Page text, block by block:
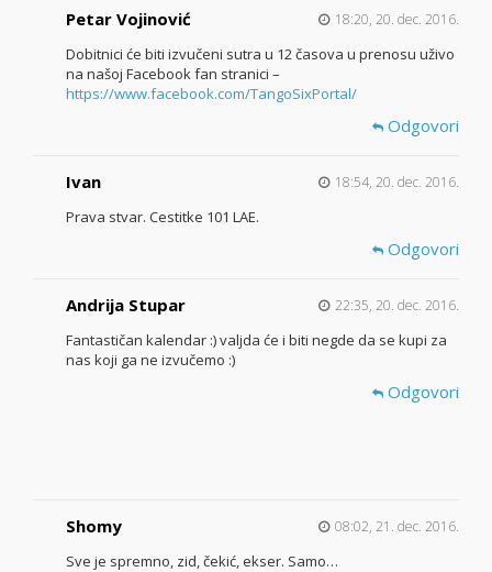
Petar Vojinović 18:20, 20. dec. 2016.
Dobitnici će biti izvučeni sutra u 12 časova u prenosu uživo
na našoj Facebook fan stranici –
https://www.facebook.com/TangoSixPortal/
Odgovori
Ivan 18:54, 20. dec. 2016.
Prava stvar. Cestitke 101 LAE.
Odgovori
Andrija Stupar 22:35, 20. dec. 2016.
Fantastičan kalendar :) valjda će i biti negde da se kupi za
nas koji ga ne izvučemo :)
Odgovori
Shomy 08:02, 21. dec. 2016.
Sve je spremno, zid, čekić, ekser. Samo…